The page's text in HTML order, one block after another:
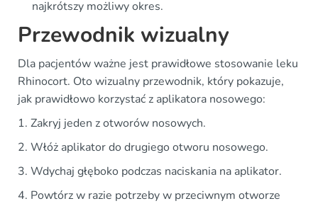
najkrótszy możliwy okres.
Przewodnik wizualny
Dla pacjentów ważne jest prawidłowe stosowanie leku
Rhinocort. Oto wizualny przewodnik, który pokazuje,
jak prawidłowo korzystać z aplikatora nosowego:
1. Zakryj jeden z otworów nosowych.
2. Włóż aplikator do drugiego otworu nosowego.
3. Wdychaj głęboko podczas naciskania na aplikator.
4. Powtórz w razie potrzeby w przeciwnym otworze